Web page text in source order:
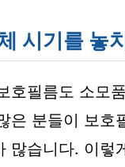
시기를 놓
호필름도 소모
은 분들이 보호
많습니다. 이렇